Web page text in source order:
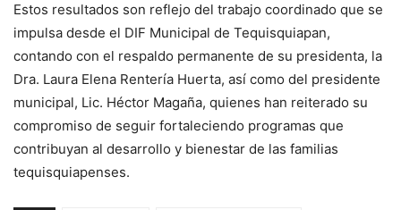
Estos resultados son reflejo del trabajo coordinado que se
impulsa desde el DIF Municipal de Tequisquiapan,
contando con el respaldo permanente de su presidenta, la
Dra. Laura Elena Rentería Huerta, así como del presidente
municipal, Lic. Héctor Magaña, quienes han reiterado su
compromiso de seguir fortaleciendo programas que
contribuyan al desarrollo y bienestar de las familias
tequisquiapenses.